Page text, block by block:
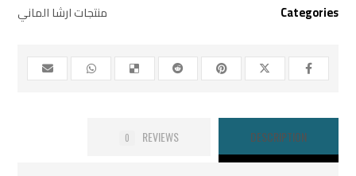
Categories منتجات ارشا الماني
DESCRIPTION
REVIEWS
0